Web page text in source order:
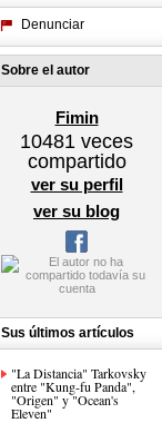
Denunciar
Sobre el autor
Fimin
10481 veces
compartido
ver su perfil
ver su blog
Sus últimos artículos
"La Distancia" Tarkovsky
entre "Kung-fu Panda",
"Origen" y "Ocean's
Eleven"